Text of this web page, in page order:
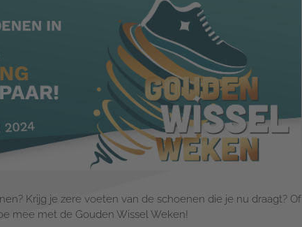
Krijg je zere voeten van de schoenen die je nu draagt? Of
mee met de Gouden Wissel Weken!